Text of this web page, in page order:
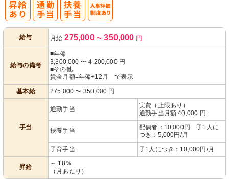
給与 月給 275,000 〜 350,000 円
給与の備考
■年俸
3,300,000 〜 4,200,000円
■その他
賃金月額=年俸÷12月 で表示
基本給
275,000 〜 350,000 円
手当
通勤手当
実費（上限あり）
通勤手当月額 40,000 円
扶養手当
配偶者：10,000円 子1人に
つき：5,000円/月
子育手当
子1人につき：10,000円/月
昇給
～ 18％
（月あたり）